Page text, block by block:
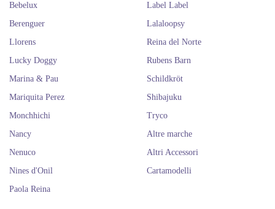
bambole.
Sicuramente sei stato molto entusiasta di tutti i loro prodotti. Se è così,
. Li vorrai tutti per te!
Bambole Spagnole Berjuan
Bebelux
Berenguer
Label Label
Lalaloopsy
Llorens
Lucky Doggy
Marina & Pau
Mariquita Perez
Monchhichi
Nancy
Nenuco
Nines d'Onil
Paola Reina
Reina del Norte
Rubens Barn
Schildkröt
Shibajuku
Tryco
Altre marche
Altri Accessori
Cartamodelli